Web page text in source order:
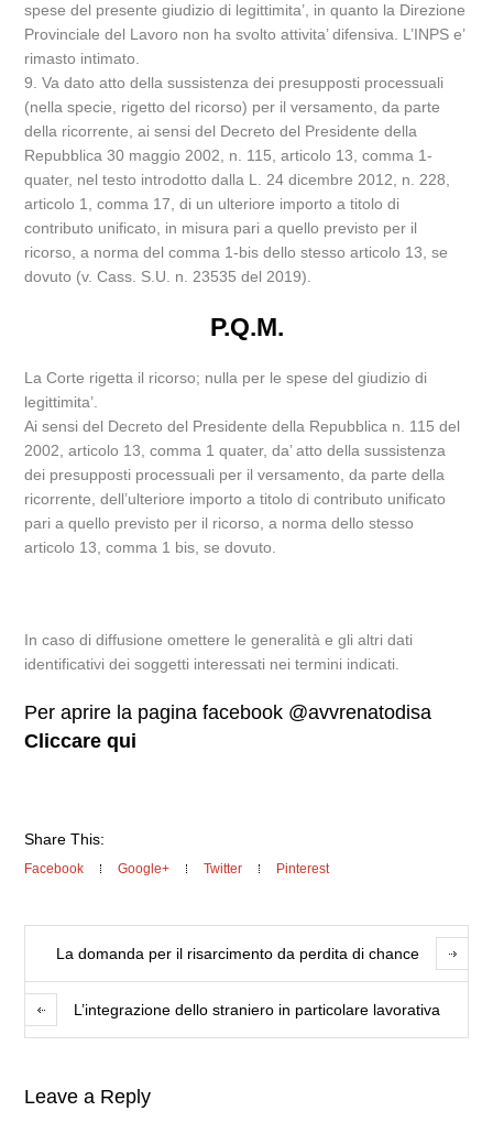
spese del presente giudizio di legittimita’, in quanto la Direzione
Provinciale del Lavoro non ha svolto attivita’ difensiva. L’INPS e’
rimasto intimato.
9. Va dato atto della sussistenza dei presupposti processuali
(nella specie, rigetto del ricorso) per il versamento, da parte
della ricorrente, ai sensi del Decreto del Presidente della
Repubblica 30 maggio 2002, n. 115, articolo 13, comma 1-
quater, nel testo introdotto dalla L. 24 dicembre 2012, n. 228,
articolo 1, comma 17, di un ulteriore importo a titolo di
contributo unificato, in misura pari a quello previsto per il
ricorso, a norma del comma 1-bis dello stesso articolo 13, se
dovuto (v. Cass. S.U. n. 23535 del 2019).
P.Q.M.
La Corte rigetta il ricorso; nulla per le spese del giudizio di
legittimita’.
Ai sensi del Decreto del Presidente della Repubblica n. 115 del
2002, articolo 13, comma 1 quater, da’ atto della sussistenza
dei presupposti processuali per il versamento, da parte della
ricorrente, dell’ulteriore importo a titolo di contributo unificato
pari a quello previsto per il ricorso, a norma dello stesso
articolo 13, comma 1 bis, se dovuto.
In caso di diffusione omettere le generalità e gli altri dati
identificativi dei soggetti interessati nei termini indicati.
Per aprire la pagina facebook @avvrenatodisa
Cliccare qui
Share This:
Facebook Google+ Twitter Pinterest
La domanda per il risarcimento da perdita di chance
L’integrazione dello straniero in particolare lavorativa
Leave a Reply